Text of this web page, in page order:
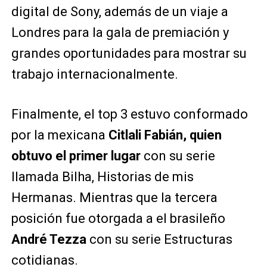
digital de Sony, además de un viaje a
Londres para la gala de premiación y
grandes oportunidades para mostrar su
trabajo internacionalmente.
Finalmente, el top 3 estuvo conformado
por la mexicana Citlali Fabián, quien
obtuvo el primer lugarcon su serie
llamada Bilha, Historias de mis
Hermanas. Mientras que la tercera
posición fue otorgada a el brasileño
André Tezza con su serie Estructuras
cotidianas.